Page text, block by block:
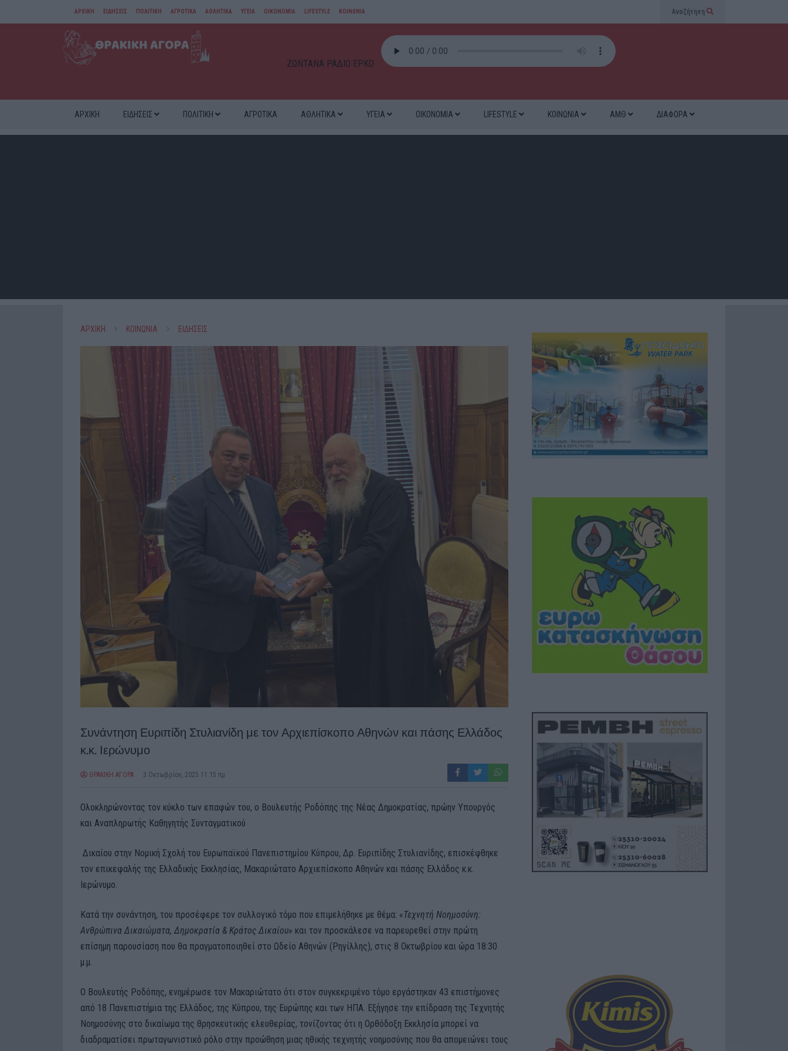
ΑΡΧΙΚΗ ΕΙΔΗΣΕΙΣ ΠΟΛΙΤΙΚΗ ΑΓΡΟΤΙΚΑ ΑΘΛΗΤΙΚΑ ΥΓΕΙΑ ΟΙΚΟΝΟΜΙΑ LIFESTYLE ΚΟΙΝΩΝΙΑ
ΑΜΘ
Αναζήτηση
ΖΩΝΤΑΝΑ ΡΑΔΙΟ ΕΡΚΟ
ΑΡΧΙΚΗ ΕΙΔΗΣΕΙΣ ΠΟΛΙΤΙΚΗ ΑΓΡΟΤΙΚΑ ΑΘΛΗΤΙΚΑ ΥΓΕΙΑ ΟΙΚΟΝΟΜΙΑ LIFESTYLE ΚΟΙΝΩΝΙΑ ΑΜΘ ΔΙΑΦΟΡΑ
ΑΡΧΙΚΗ ΚΟΙΝΩΝΙΑ ΕΙΔΗΣΕΙΣ
Συνάντηση Ευριπίδη Στυλιανίδη με τον Αρχιεπίσκοπο Αθηνών και πάσης Ελλάδος
κ.κ. Ιερώνυμο
ΘΡΑΚΙΚΗ ΑΓΟΡΑ 3 Οκτωβρίου, 2025 11:15 πμ
Ολοκληρώνοντας τον κύκλο των επαφών του, ο Βουλευτής Ροδόπης της Νέας Δημοκρατίας, πρώην Υπουργός
και Αναπληρωτής Καθηγητής Συνταγματικού
Δικαίου στην Νομική Σχολή του Ευρωπαϊκού Πανεπιστημίου Κύπρου, Δρ. Ευριπίδης Στυλιανίδης, επισκέφθηκε
τον επικεφαλής της Ελλαδικής Εκκλησίας, Μακαριώτατο Αρχιεπίσκοπο Αθηνών και πάσης Ελλάδος κ.κ.
Ιερώνυμο.
Κατά την συνάντηση, του προσέφερε τον συλλογικό τόμο που επιμελήθηκε με θέμα: «Τεχνητή Νοημοσύνη:
Ανθρώπινα Δικαιώματα, Δημοκρατία & Κράτος Δικαίου» και τον προσκάλεσε να παρευρεθεί στην πρώτη
επίσημη παρουσίαση που θα πραγματοποιηθεί στο Ωδείο Αθηνών (Ρηγίλλης), στις 8 Οκτωβρίου και ώρα 18:30
μ.μ.
Ο Βουλευτής Ροδόπης, ενημέρωσε τον Μακαριώτατο ότι στον συγκεκριμένο τόμο εργάστηκαν 43 επιστήμονες
από 18 Πανεπιστήμια της Ελλάδος, της Κύπρου, της Ευρώπης και των ΗΠΑ. Εξήγησε την επίδραση της Τεχνητής
Νοημοσύνης στο δικαίωμα της θρησκευτικής ελευθερίας, τονίζοντας ότι η Ορθόδοξη Εκκλησία μπορεί να
διαδραματίσει πρωταγωνιστικό ρόλο στην προώθηση μιας ηθικής τεχνητής νοημοσύνης που θα απομειώνει τους